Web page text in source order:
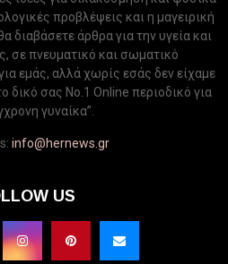
προβλέψεις και η μαγειρική
διαβάσετε άρθρα για την υγεία και
σε πνευματικό και σωματικό
εμάς, αλλά χωρίς εσάς δεν είχαμε
δικό σας Νo.1 Online περιοδικό για
γυναίκα”.
info@hernews.gr
US